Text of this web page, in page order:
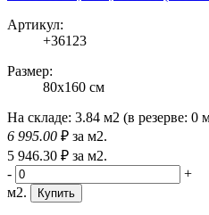
Артикул:
+36123
Размер:
80x160 см
На складе: 3.84 м2 (в резерве: 0
6 995.00 ₽ за м2.
5 946.30 ₽ за м2.
-
+
м2.
Купить